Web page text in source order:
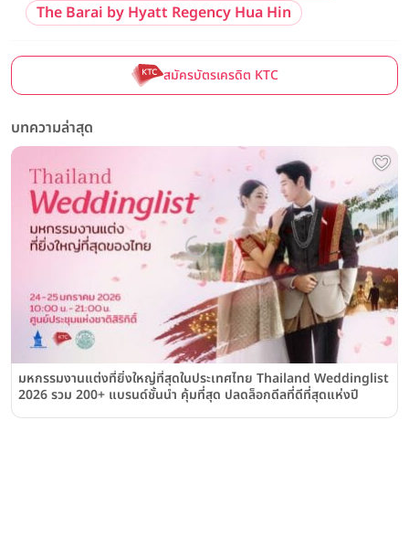
The Barai by Hyatt Regency Hua Hin
สมัครบัตรเครดิต KTC
บทความล่าสุด
มหกรรมงานแต่งที่ยิ่งใหญ่ที่สุดในประเทศไทย Thailand Weddinglist
2026 รวม 200+ แบรนด์ชั้นนำ คุ้มที่สุด ปลดล็อกดีลที่ดีที่สุดแห่งปี